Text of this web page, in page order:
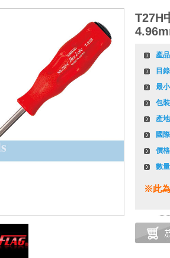
T27H
產
目
最
包
產地
國
價格
數量
※此